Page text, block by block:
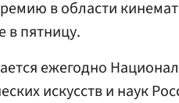
в области
в пятницу.
ежегодно
искусств и наук